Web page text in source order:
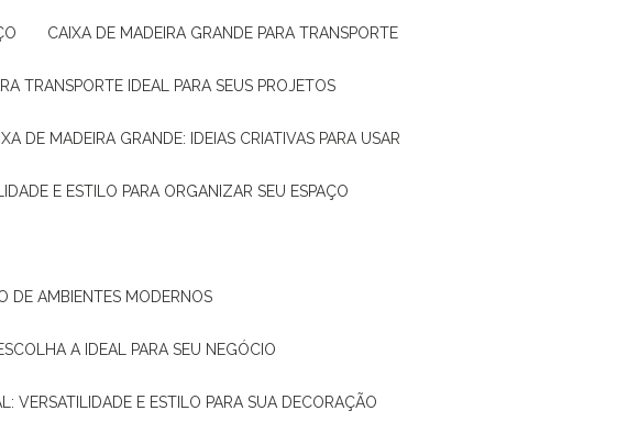
CAIXA DE MADEIRA GRANDE PARA TRANSPORTE
TRANSPORTE IDEAL PARA SEUS PROJETOS
DE MADEIRA GRANDE: IDEIAS CRIATIVAS PARA USAR
E ESTILO PARA ORGANIZAR SEU ESPAÇO
DE AMBIENTES MODERNOS
A IDEAL PARA SEU NEGÓCIO
VERSATILIDADE E ESTILO PARA SUA DECORAÇÃO